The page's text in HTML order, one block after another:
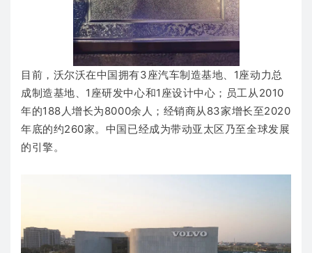
目前，沃尔沃在中国拥有3座汽车制造基地、1座动力总
成制造基地、1座研发中心和1座设计中心；员工从2010
年的188人增长为8000余人；经销商从83家增长至2020
年底的约260家。中国已经成为带动亚太区乃至全球发展
的引擎。